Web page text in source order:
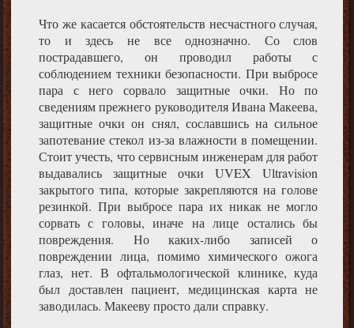
Что же касается обстоятельств несчастного случая,
то и здесь не все однозначно. Со слов
пострадавшего, он проводил работы с
соблюдением техники безопасности. При выбросе
пара с него сорвало защитные очки. Но по
сведениям прежнего руководителя Ивана Макеева,
защитные очки он снял, сославшись на сильное
запотевание стекол из-за влажности в помещении.
Стоит учесть, что сервисным инженерам для работ
выдавались защитные очки UVEX Ultravision
закрытого типа, которые закрепляются на голове
резинкой. При выбросе пара их никак не могло
сорвать с головы, иначе на лице остались бы
повреждения. Но каких-либо записей о
повреждении лица, помимо химического ожога
глаз, нет. В офтальмологической клинике, куда
был доставлен пациент, медицинская карта не
заводилась. Макееву просто дали справку.